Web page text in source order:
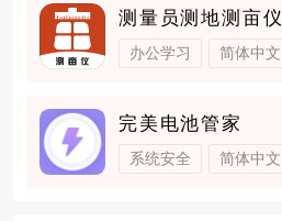
测量员测地测亩仪
办公学习 简体中文
完美电池管家
系统安全 简体中文